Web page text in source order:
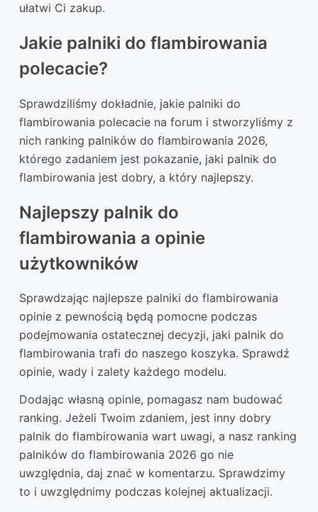
ułatwi Ci zakup.
Jakie palniki do flambirowania
polecacie?
Sprawdziliśmy dokładnie, jakie palniki do
flambirowania polecacie na forum i stworzyliśmy z
nich ranking palników do flambirowania 2026,
którego zadaniem jest pokazanie, jaki palnik do
flambirowania jest dobry, a który najlepszy.
Najlepszy palnik do
flambirowania a opinie
użytkowników
Sprawdzając najlepsze palniki do flambirowania
opinie z pewnością będą pomocne podczas
podejmowania ostatecznej decyzji, jaki palnik do
flambirowania trafi do naszego koszyka. Sprawdź
opinie, wady i zalety każdego modelu.
Dodając własną opinie, pomagasz nam budować
ranking. Jeżeli Twoim zdaniem, jest inny dobry
palnik do flambirowania wart uwagi, a nasz ranking
palników do flambirowania 2026 go nie
uwzględnia, daj znać w komentarzu. Sprawdzimy
to i uwzględnimy podczas kolejnej aktualizacji.